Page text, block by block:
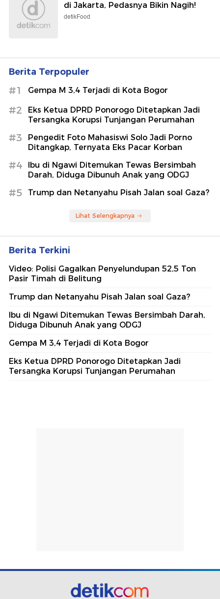
di Jakarta, Pedasnya Bikin Nagih!
detikFood
Berita Terpopuler
#1 Gempa M 3,4 Terjadi di Kota Bogor
#2
Eks Ketua DPRD Ponorogo Ditetapkan Jadi
Tersangka Korupsi Tunjangan Perumahan
#3
Pengedit Foto Mahasiswi Solo Jadi Porno
Ditangkap, Ternyata Eks Pacar Korban
#4
Ibu di Ngawi Ditemukan Tewas Bersimbah
Darah, Diduga Dibunuh Anak yang ODGJ
#5 Trump dan Netanyahu Pisah Jalan soal Gaza?
Lihat Selengkapnya
Berita Terkini
Video: Polisi Gagalkan Penyelundupan 52,5 Ton
Pasir Timah di Belitung
Trump dan Netanyahu Pisah Jalan soal Gaza?
Ibu di Ngawi Ditemukan Tewas Bersimbah Darah,
Diduga Dibunuh Anak yang ODGJ
Gempa M 3,4 Terjadi di Kota Bogor
Eks Ketua DPRD Ponorogo Ditetapkan Jadi
Tersangka Korupsi Tunjangan Perumahan